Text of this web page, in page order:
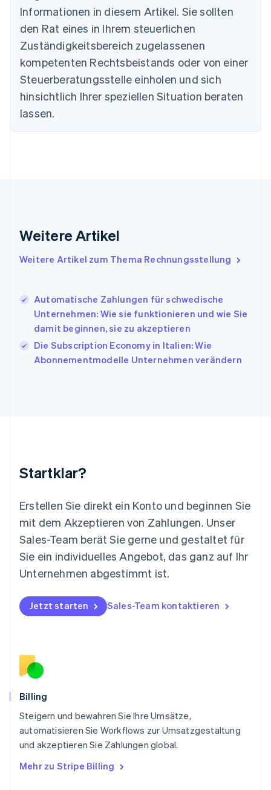
Informationen in diesem Artikel. Sie sollten
den Rat eines in Ihrem steuerlichen
Zuständigkeitsbereich zugelassenen
kompetenten Rechtsbeistands oder von einer
Steuerberatungsstelle einholen und sich
hinsichtlich Ihrer speziellen Situation beraten
lassen.
Weitere Artikel
Weitere Artikel zum Thema Rechnungsstellung
Automatische Zahlungen für schwedische
Unternehmen: Wie sie funktionieren und wie Sie
damit beginnen, sie zu akzeptieren
Die Subscription Economy in Italien: Wie
Abonnementmodelle Unternehmen verändern
Startklar?
Erstellen Sie direkt ein Konto und beginnen Sie
mit dem Akzeptieren von Zahlungen. Unser
Sales-Team berät Sie gerne und gestaltet für
Sie ein individuelles Angebot, das ganz auf Ihr
Unternehmen abgestimmt ist.
Jetzt starten Sales-Team kontaktieren
Billing
Steigern und bewahren Sie Ihre Umsätze,
automatisieren Sie Workflows zur Umsatzgestaltung
und akzeptieren Sie Zahlungen global.
Mehr zu Stripe Billing
Deutschland
DeutschEnglish
Estland
English
Festlandchina
简体中文English
Finnland
Frankreich
Français
Italiano English
日本語English
Kroatien
EnglishItaliano
Lettland
Liechtenstein
DeutschEnglish
Mexiko
English
Niederlande
Nederlands English
Norwegen
English
Österreich
Polen
English
Portugal
Schweden
Svenska
Schweiz
Deutsch
Singapur
English简体中文
Slowakei
English
Slowenien